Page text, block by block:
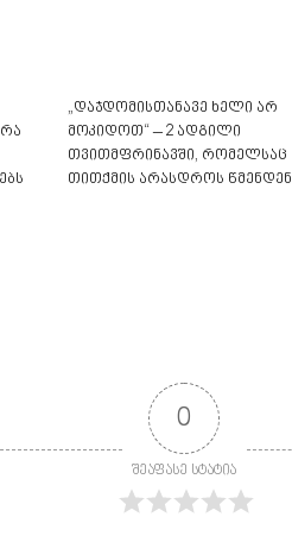
„დაჯდომისთანავე ხელი არ
მოკიდოთ“ – 2 ადგილი
თვითმფრინავში, რომელსაც
თითქმის არასდროს წმენდენ
0
შეაფასე სტატია